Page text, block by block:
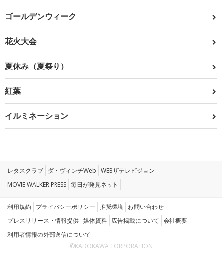
ゴールデンウィーク
花火大会
夏休み（夏祭り）
紅葉
イルミネーション
レタスクラブ ダ・ヴィンチWeb WEBザテレビジョン
MOVIE WALKER PRESS 毎日が発見ネット
利用規約 プライバシーポリシー 推奨環境 お問い合わせ
プレスリリース・情報提供 媒体資料 広告掲載について 会社概要
利用者情報の外部送信について
©KADOKAWA CORPORATION